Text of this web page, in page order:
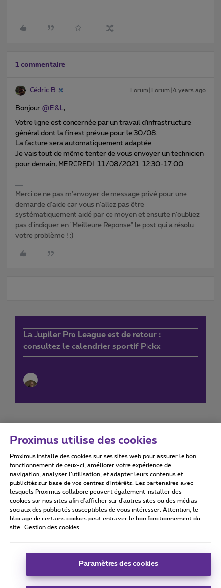
1 commentaire
Cédric B Forum|Forum|4 years ago
Bonjour @E&L ,
Votre ligne est concernée par un travail d’infrastructure
général dont la fin est prévue pour le 30/08.
La facture sera automatiquement adaptée.
Je vais tout de même tenter de vous envoyer un technicien
pour demain, MERCREDI 11/08/2021 12:30-17:00.
Merci de ne pas m'envoyer de message privé pour une
demande d'aide car vous n'allez pas être
systématiquement aidé par ce moyen et ensuite n'oubliez
pas d'indiquer en "Meilleure Réponse" le post qui a résolu
votre problème ! :)
La Jupiler Pro League est de retour :
consultez le calendrier sportif Pickx
Conditions d'utilisation Accessibility statement
Tous droits réservés. © 2026
Conditions générales, info consommateur
Coordonnées de l’entreprise
Boulevard du Roi Albert II 27 - B-1030 Bruxelles.
Proximus utilise des cookies
Proximus installe des cookies sur ses sites web pour assurer le bon
fonctionnement de ceux-ci, améliorer votre expérience de
navigation, analyser l’utilisation, et adapter leurs contenus et
publicités sur base de vos centres d’intérêts. Les partenaires avec
lesquels Proximus collabore peuvent également installer des
cookies sur nos sites afin d’afficher sur d'autres sites ou des médias
sociaux des publicités susceptibles de vous intéresser. Attention, le
blocage de certains cookies peut entraver le bon fonctionnement du
site.
Gestion des cookies
Paramètres des cookies